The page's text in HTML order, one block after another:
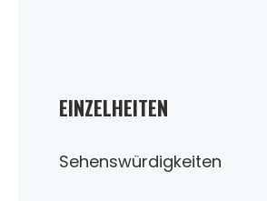
EINZELHEITEN
Sehenswürdigkeiten